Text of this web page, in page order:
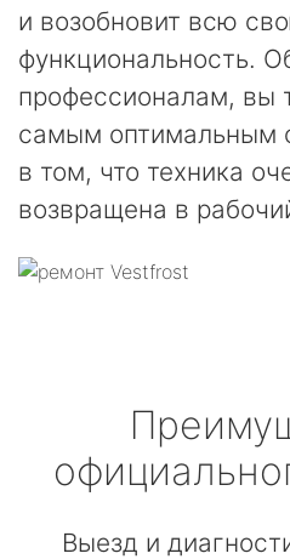
и возобновит всю
функциональность.
профессионалам, вы
самым оптимальным
в том, что техника
возвращена в
Выезд и